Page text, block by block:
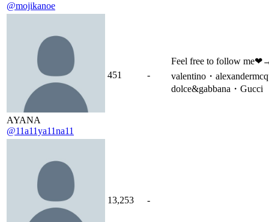
@mojikanoe
AYANA
@11a11ya11na11
451 -
Feel free to follow
valentino・
dolce&gabbana・Gucci
13,253 -